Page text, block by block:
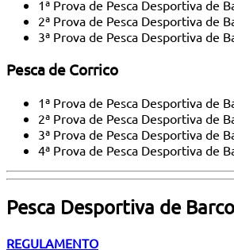
1ª Prova de Pesca Desportiva de
2ª Prova de Pesca Desportiva de
3ª Prova de Pesca Desportiva de
Pesca de Corrico
1ª Prova de Pesca Desportiva de
2ª Prova de Pesca Desportiva de
3ª Prova de Pesca Desportiva de
4ª Prova de Pesca Desportiva de
Pesca Desportiva de
REGULAMENTO